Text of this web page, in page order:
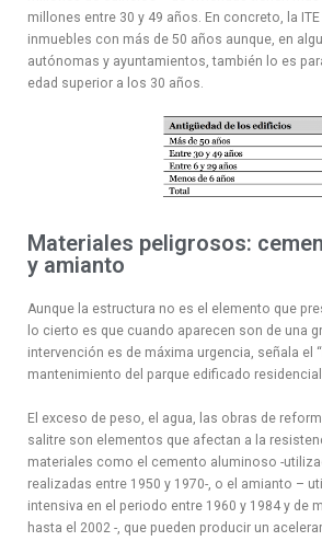
millones entre 30 y 49 años. En concreto, la
inmuebles con más de 50 años aunque, en
autónomas y ayuntamientos, también lo es
edad superior a los 30 años.
Materiales peligrosos:
y amianto
Aunque la estructura no es el elemento que
lo cierto es que cuando aparecen son de una
intervención es de máxima urgencia, señala el
mantenimiento del parque edificado residencial
El exceso de peso, el agua, las obras de
salitre son elementos que afectan a la
materiales como el cemento aluminoso -
realizadas entre 1950 y 1970-, o el amianto –
intensiva en el periodo entre 1960 y 1984 y de
hasta el 2002 -, que pueden producir un